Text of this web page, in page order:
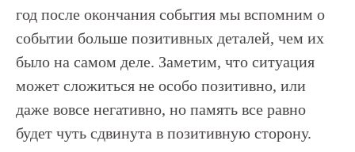
год после окончания события мы вспомним о
событии больше позитивных деталей, чем их
было на самом деле. Заметим, что ситуация
может сложиться не особо позитивно, или
даже вовсе негативно, но память все равно
будет чуть сдвинута в позитивную сторону.